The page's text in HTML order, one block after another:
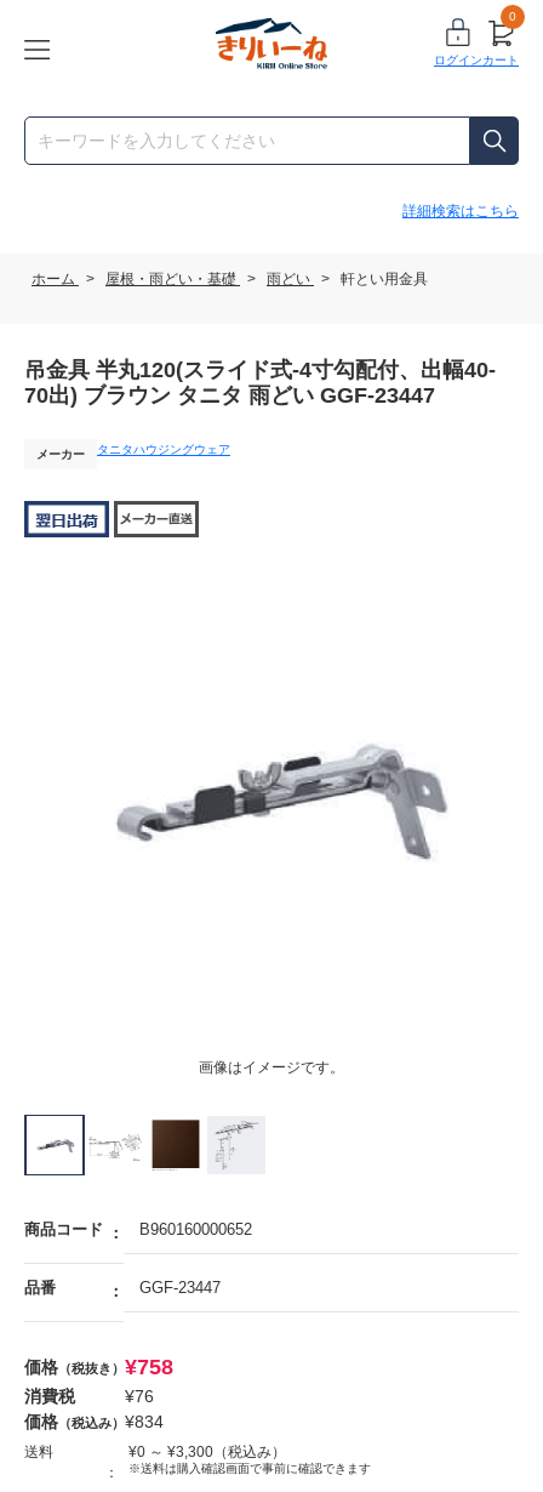
ログイン
0
カート
詳細検索はこちら
ホーム > 屋根・雨どい・基礎 > 雨どい > 軒とい用金具
吊金具 半丸120(スライド式-4寸勾配付、出幅40-
70出) ブラウン タニタ 雨どい GGF-23447
メーカー タニタハウジングウェア
画像はイメージです。
商品コード B960160000652
品番 GGF-23447
価格 （税抜き） ¥758
消費税 ¥76
価格 （税込み） ¥834
送料 ¥0 ～ ¥3,300 （税込み）
※送料は購入確認画面で事前に確認できます